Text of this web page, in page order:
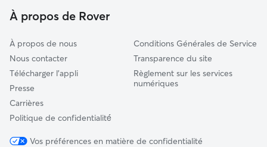
Rostrenen
À propos de Rover
À propos de nous
Nous contacter
Télécharger l'appli
Presse
Carrières
Politique de confidentialité́
Conditions Générales de Service
Transparence du site
Règlement sur les services
numériques
Vos préférences en matière de confidentialité